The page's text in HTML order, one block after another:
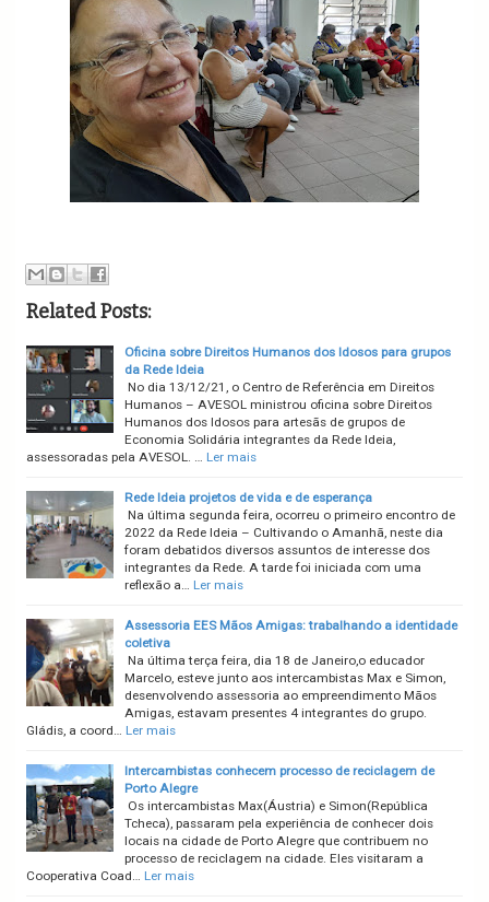
Related Posts:
Oficina sobre Direitos Humanos dos Idosos para grupos
da Rede Ideia
No dia 13/12/21, o Centro de Referência em Direitos
Humanos – AVESOL ministrou oficina sobre Direitos
Humanos dos Idosos para artesãs de grupos de
Economia Solidária integrantes da Rede Ideia,
assessoradas pela AVESOL. … Ler mais
Rede Ideia projetos de vida e de esperança
Na última segunda feira, ocorreu o primeiro encontro de
2022 da Rede Ideia – Cultivando o Amanhã, neste dia
foram debatidos diversos assuntos de interesse dos
integrantes da Rede. A tarde foi iniciada com uma
reflexão a… Ler mais
Assessoria EES Mãos Amigas: trabalhando a identidade
coletiva
Na última terça feira, dia 18 de Janeiro,o educador
Marcelo, esteve junto aos intercambistas Max e Simon,
desenvolvendo assessoria ao empreendimento Mãos
Amigas, estavam presentes 4 integrantes do grupo.
Gládis, a coord… Ler mais
Intercambistas conhecem processo de reciclagem de
Porto Alegre
Os intercambistas Max(Áustria) e Simon(República
Tcheca), passaram pela experiência de conhecer dois
locais na cidade de Porto Alegre que contribuem no
processo de reciclagem na cidade. Eles visitaram a
Cooperativa Coad… Ler mais